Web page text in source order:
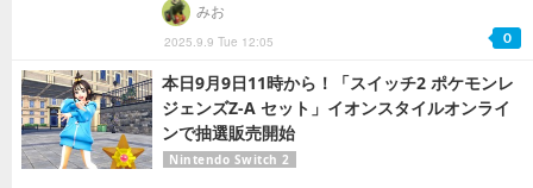
2025.9.9 Tue 12:05
みお
0
本日9月9日11時から！「スイッチ2 ポケモンレ
ジェンズZ-A セット」イオンスタイルオンライ
ンで抽選販売開始
Nintendo Switch 2